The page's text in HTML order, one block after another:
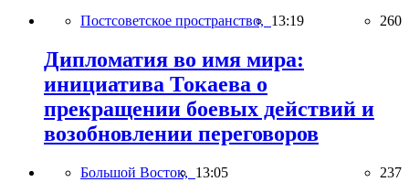
Постсоветское пространство, 13:19 260
Дипломатия во имя мира:
инициатива Токаева о
прекращении боевых действий и
возобновлении переговоров
Большой Восток, 13:05 237